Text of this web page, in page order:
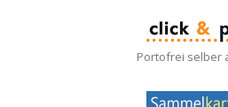
Portofrei selber